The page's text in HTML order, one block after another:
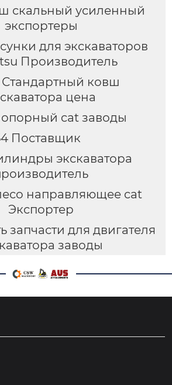
скальный усиленный
экспортеры
для экскаваторов
Производитель
Стандартный ковш
цена
опорный cat заводы
Поставщик
экскаватора
направляющее cat
Экспортер
запчасти для двигателя
заводы